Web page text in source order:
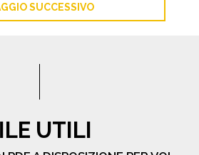
SUCCESSIVO
UTILI